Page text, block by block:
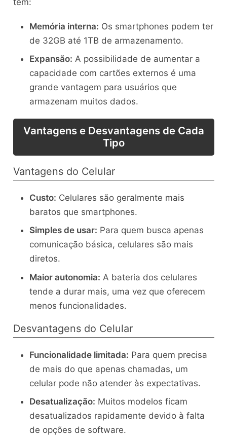
Memória interna: Os smartphones podem ter
de 32GB até 1TB de armazenamento.
Expansão: A possibilidade de aumentar a
capacidade com cartões externos é uma
grande vantagem para usuários que
armazenam muitos dados.
Vantagens e Desvantagens de Cada
Tipo
Vantagens do Celular
Custo: Celulares são geralmente mais
baratos que smartphones.
Simples de usar: Para quem busca apenas
comunicação básica, celulares são mais
diretos.
Maior autonomia: A bateria dos celulares
tende a durar mais, uma vez que oferecem
menos funcionalidades.
Desvantagens do Celular
Funcionalidade limitada: Para quem precisa
de mais do que apenas chamadas, um
celular pode não atender às expectativas.
Desatualização: Muitos modelos ficam
desatualizados rapidamente devido à falta
de opções de software.